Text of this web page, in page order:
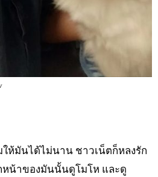
ห้มันได้ไม่นาน ชาวเน็ตก็หลงรัก
หน้าของมันนั้นดูโมโห และดู